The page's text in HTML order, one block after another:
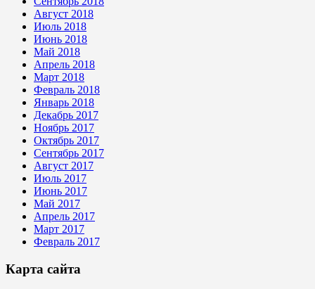
Август 2018
Июль 2018
Июнь 2018
Май 2018
Апрель 2018
Март 2018
Февраль 2018
Январь 2018
Декабрь 2017
Ноябрь 2017
Октябрь 2017
Сентябрь 2017
Август 2017
Июль 2017
Июнь 2017
Май 2017
Апрель 2017
Март 2017
Февраль 2017
Карта сайта